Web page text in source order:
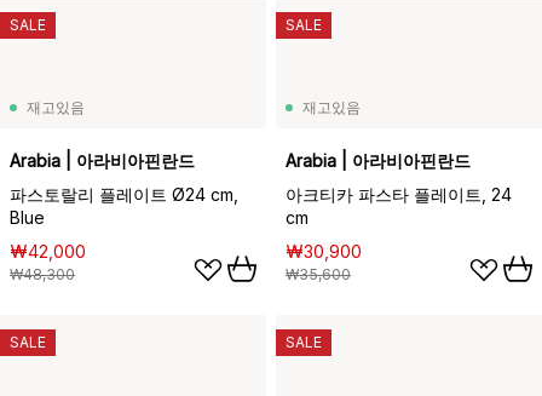
재고있음
Arabia | 아라비아핀란드
파스토랄리 플레이트 Ø24 cm,
Blue
₩42,000
₩48,300
SALE
재고있음
Arabia | 아라비아핀란드
아크티카 파스타 플레이트, 24
cm
₩30,900
₩35,600
SALE
SALE SALE